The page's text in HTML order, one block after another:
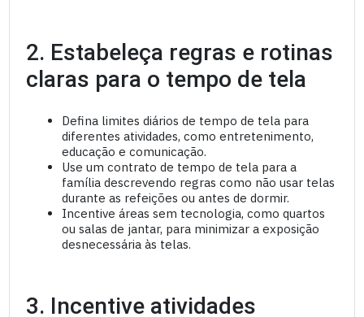
2. Estabeleça regras e rotinas
claras para o tempo de tela
Defina limites diários de tempo de tela para
diferentes atividades, como entretenimento,
educação e comunicação.
Use um contrato de tempo de tela para a
família descrevendo regras como não usar telas
durante as refeições ou antes de dormir.
Incentive áreas sem tecnologia, como quartos
ou salas de jantar, para minimizar a exposição
desnecessária às telas.
3. Incentive atividades